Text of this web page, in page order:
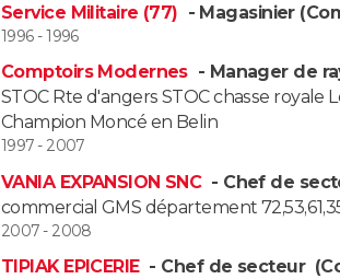
Service Militaire (77) - Magasinier
1996 - 1996
Comptoirs Modernes - Manager de
STOC Rte d'angers STOC chasse royale
Champion Moncé en Belin
1997 - 2007
VANIA EXPANSION SNC - Chef de
commercial GMS département
2007 - 2008
TIPIAK EPICERIE - Chef de secteur